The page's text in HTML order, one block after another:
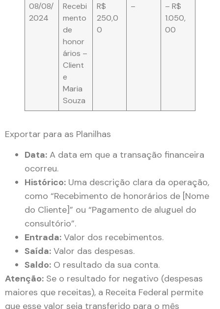
08/08/
2024
Recebi
mento
de
honor
ários –
Client
e
Maria
Souza
R$
250,0
0
–
– R$
1.050,
00
Exportar para as Planilhas
Data: A data em que a transação financeira
ocorreu.
Histórico: Uma descrição clara da operação,
como “Recebimento de honorários de [Nome
do Cliente]” ou “Pagamento de aluguel do
consultório”.
Entrada: Valor dos recebimentos.
Saída: Valor das despesas.
Saldo: O resultado da sua conta.
Atenção: Se o resultado for negativo (despesas
maiores que receitas), a Receita Federal permite
que esse valor seja transferido para o mês